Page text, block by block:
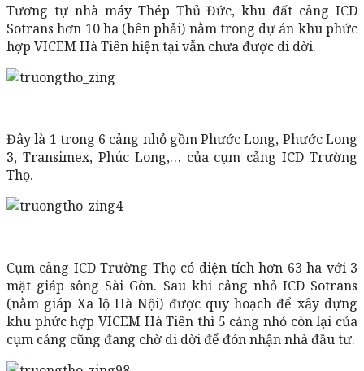
Tương tự nhà máy Thép Thủ Đức, khu đất cảng ICD
Sotrans hơn 10 ha (bên phải) nằm trong dự án khu phức
hợp VICEM Hà Tiên hiện tại vẫn chưa được di dời.
Đây là 1 trong 6 cảng nhỏ gồm Phước Long, Phước Long
3, Transimex, Phúc Long,… của cụm cảng ICD Trường
Thọ.
Cụm cảng ICD Trường Thọ có diện tích hơn 63 ha với 3
mặt giáp sông Sài Gòn. Sau khi cảng nhỏ ICD Sotrans
(nằm giáp Xa lộ Hà Nội) được quy hoạch để xây dựng
khu phức hợp VICEM Hà Tiên thì 5 cảng nhỏ còn lại của
cụm cảng cũng đang chờ di dời để đón nhận nhà đầu tư.